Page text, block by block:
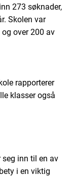
273 søknader,
Skolen var
over 200 av
rapporterer
klasser også
seg inn til en av
i en viktig